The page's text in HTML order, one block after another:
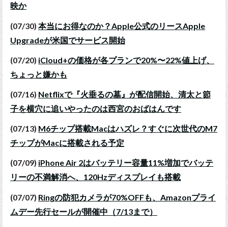
映か
(07/30) 本当にお得なのか？Apple公式のリースApple
Upgradeが米国でサービス開始
(07/20) iCloud+の価格が各プランで20%〜22%値上げ、
ちょっと嫌かも
(07/16) Netflixで『火垂るの墓』が配信開始、清太と節
子を横穴に追いやったのは西宮のおばはんです
(07/13) M6チップ搭載Macはハズレ？すぐに次世代のM7
チップがMacに搭載される予定
(07/09) iPhone Air 2はバッテリー容量11%増加でバッテ
リーの不満解消へ、120Hzディスプレイも搭載
(07/07) Ringの防犯カメラが70%OFFも、Amazonプライ
ムデー先行セールが開催中（7/13まで）